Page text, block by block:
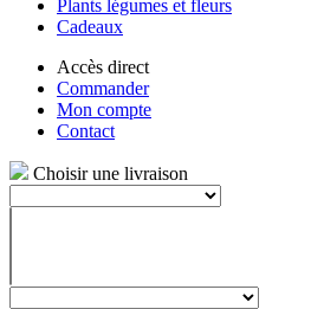
Plants légumes et fleurs
Cadeaux
Accès direct
Commander
Mon compte
Contact
Choisir une livraison